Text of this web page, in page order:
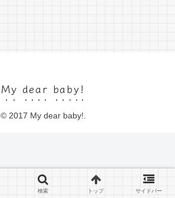
My dear baby!
© 2017 My dear baby!.
検索 トップ サイドバー